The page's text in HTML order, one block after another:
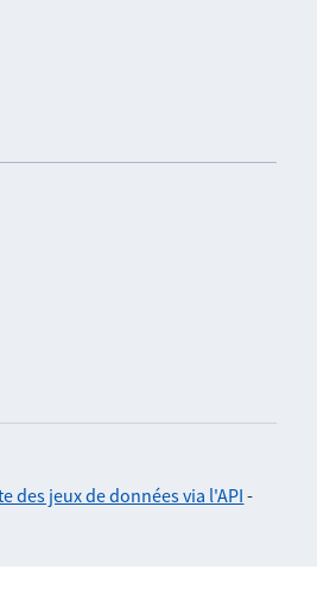
des jeux de données via l'API -